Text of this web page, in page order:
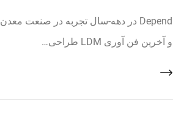
Depend در دهه-سال تجربه در صنعت معدن
و آخرین فن آوری LDM طراحی…